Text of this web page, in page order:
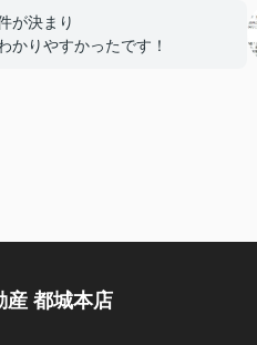
が決まり
かりやすかったです！
産 都城本店